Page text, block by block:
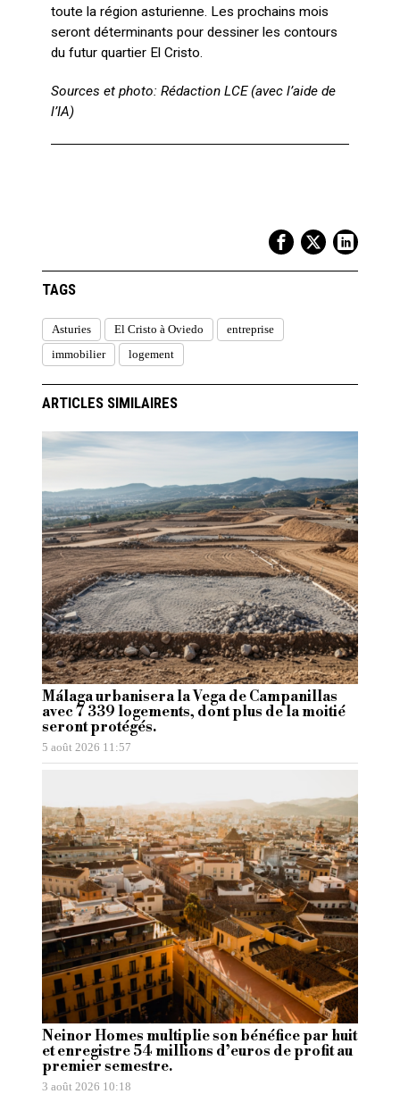
toute la région asturienne. Les prochains mois
seront déterminants pour dessiner les contours
du futur quartier El Cristo.
Sources et photo: Rédaction LCE (avec l’aide de
l’IA)
TAGS
Asturies El Cristo à Oviedo
entreprise
immobilier
logement
ARTICLES SIMILAIRES
Málaga urbanisera la Vega de Campanillas
avec 7 339 logements, dont plus de la moitié
seront protégés.
5 août 2026 11:57
Neinor Homes multiplie son bénéfice par huit
et enregistre 54 millions d’euros de profit au
premier semestre.
3 août 2026 10:18